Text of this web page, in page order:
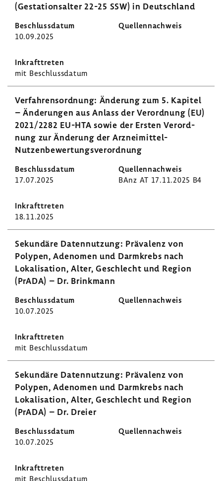
(Gesta­ti­ons­alter 22-25 SSW) in Deutsch­land
10.09.2025
mit Beschluss­datum
Verfah­rens­ord­nung: Ände­rung zum 5. Kapitel
– Ände­rungen aus Anlass der Verord­nung (EU)
2021/2282 EU-HTA sowie der Ersten Verord­
nung zur Ände­rung der Arzneimittel-​
Nutzenbewertungsverordnung
17.07.2025 BAnz AT 17.11.2025 B4
18.11.2025
Sekun­däre Daten­nut­zung: Präva­lenz von
Polypen, Adenomen und Darm­krebs nach
Loka­li­sa­tion, Alter, Geschlecht und Region
(PrADA) – Dr. Brink­mann
10.07.2025
mit Beschluss­datum
Sekun­däre Daten­nut­zung: Präva­lenz von
Polypen, Adenomen und Darm­krebs nach
Loka­li­sa­tion, Alter, Geschlecht und Region
(PrADA) – Dr. Dreier
10.07.2025
mit Beschluss­datum